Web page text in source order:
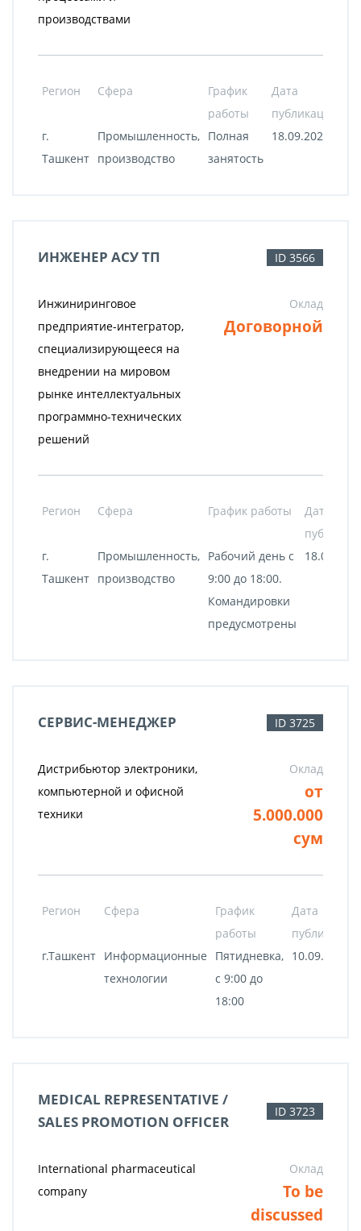
производствами
Регион Сфера
График
работы
Дата
публикации
г.
Ташкент
Промышленность,
производство
Полная
занятость
18.09.2020
ИНЖЕНЕР АСУ ТП ID 3566
Инжиниринговое
предприятие-интегратор,
специализирующееся на
внедрении на мировом
рынке интеллектуальных
программно-технических
решений
Оклад
Договорной
Регион Сфера График работы
Дата
г.
Ташкент
Промышленность,
производство
Рабочий день с
9:00 до 18:00.
Командировки
предусмотрены
СЕРВИС-МЕНЕДЖЕР ID 3725
Дистрибьютор электроники,
компьютерной и офисной
техники
Оклад
от
5.000.000
сум
Регион Сфера
График
работы
Дата
публикации
г.Ташкент Информационные
технологии
Пятидневка,
с 9:00 до
18:00
10.09.2020
MEDICAL REPRESENTATIVE /
SALES PROMOTION OFFICER
ID 3723
International pharmaceutical
company
Оклад
To be
discussed